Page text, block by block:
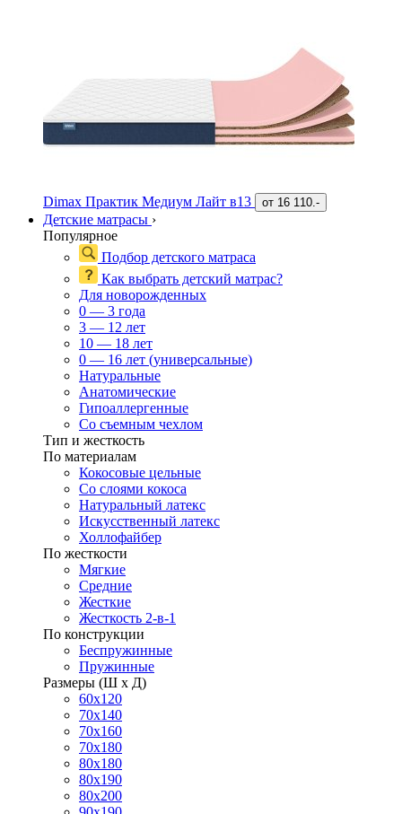
Dimax Практик Медиум Лайт в13 от 16 110.-
Детские матрасы ›
Популярное
Подбор детского матраса
Как выбрать детский матрас?
Для новорожденных
0 — 3 года
3 — 12 лет
10 — 18 лет
0 — 16 лет (универсальные)
Натуральные
Анатомические
Гипоаллергенные
Со съемным чехлом
Тип и жесткость
По материалам
Кокосовые цельные
Со слоями кокоса
Натуральный латекс
Искусственный латекс
Холлофайбер
По жесткости
Мягкие
Средние
Жесткие
Жесткость 2-в-1
По конструкции
Беспружинные
Пружинные
Размеры (Ш х Д)
60х120
70х140
70х160
70х180
80х180
80х190
80х200